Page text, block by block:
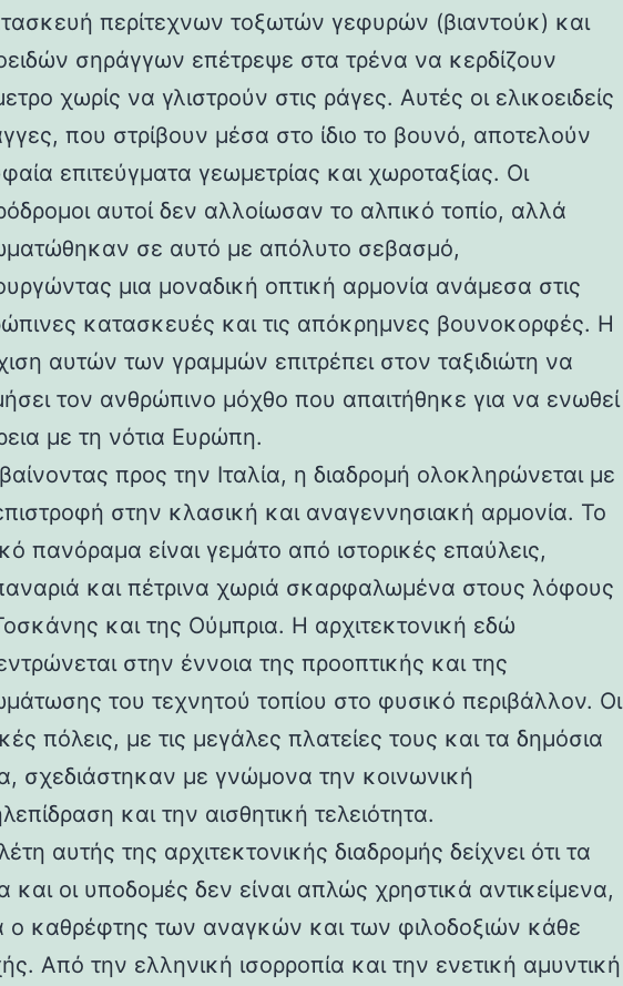
περίτεχνων τοξωτών γεφυρών (βιαντούκ) και
σηράγγων επέτρεψε στα τρένα να κερδίζουν
χωρίς να γλιστρούν στις ράγες. Αυτές οι ελικοειδείς
που στρίβουν μέσα στο ίδιο το βουνό, αποτελούν
επιτεύγματα γεωμετρίας και χωροταξίας. Οι
αυτοί δεν αλλοίωσαν το αλπικό τοπίο, αλλά
σε αυτό με απόλυτο σεβασμό,
μια μοναδική οπτική αρμονία ανάμεσα στις
κατασκευές και τις απόκρημνες βουνοκορφές. Η
αυτών των γραμμών επιτρέπει στον ταξιδιώτη να
τον ανθρώπινο μόχθο που απαιτήθηκε για να ενωθεί
με τη νότια Ευρώπη.
προς την Ιταλία, η διαδρομή ολοκληρώνεται με
στην κλασική και αναγεννησιακή αρμονία. Το
πανόραμα είναι γεμάτο από ιστορικές επαύλεις,
και πέτρινα χωριά σκαρφαλωμένα στους λόφους
και της Ούμπρια. Η αρχιτεκτονική εδώ
στην έννοια της προοπτικής και της
του τεχνητού τοπίου στο φυσικό περιβάλλον. Οι
πόλεις, με τις μεγάλες πλατείες τους και τα δημόσια
σχεδιάστηκαν με γνώμονα την κοινωνική
και την αισθητική τελειότητα.
αυτής της αρχιτεκτονικής διαδρομής δείχνει ότι τα
και οι υποδομές δεν είναι απλώς χρηστικά αντικείμενα,
ο καθρέφτης των αναγκών και των φιλοδοξιών κάθε
Από την ελληνική ισορροπία και την ενετική αμυντική